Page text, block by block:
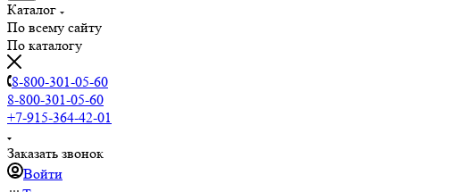
Каталог
По всему сайту
По каталогу
8-800-301-05-60
8-800-301-05-60
+7-915-364-42-01
Заказать звонок
Войти